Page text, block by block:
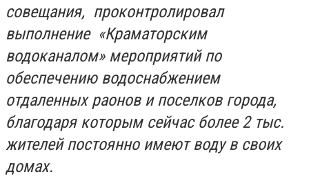
совещания, проконтролировал
выполнение «Краматорским
водоканалом» мероприятий по
обеспечению водоснабжением
отдаленных раонов и поселков города,
благодаря которым сейчас более 2 тыс.
жителей постоянно имеют воду в своих
домах.